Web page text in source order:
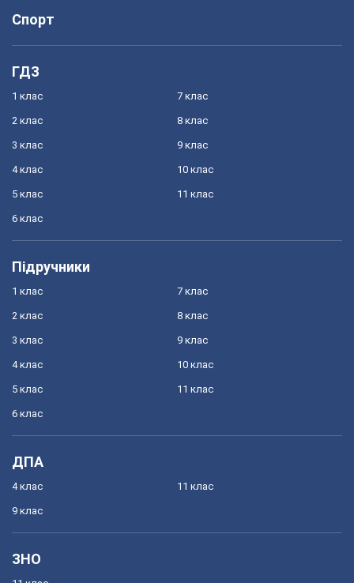
Спорт
ГДЗ
1 клас
2 клас
3 клас
4 клас
5 клас
6 клас
7 клас
8 клас
9 клас
10 клас
11 клас
Підручники
1 клас
2 клас
3 клас
4 клас
5 клас
6 клас
7 клас
8 клас
9 клас
10 клас
11 клас
ДПА
4 клас
9 клас
11 клас
ЗНО